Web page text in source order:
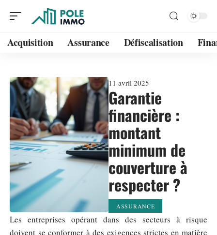
Acquisition Assurance Défiscalisation
11 avril 2025
Garantie
financière :
montant
minimum de
couverture à
respecter ?
ASSURANCE
Les entreprises opérant dans des secteurs à risque
doivent se conformer à des exigences strictes en matière